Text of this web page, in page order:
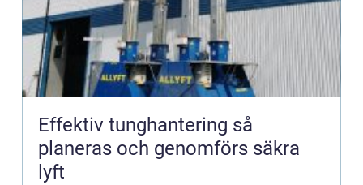
Effektiv tunghantering så
planeras och genomförs säkra
lyft